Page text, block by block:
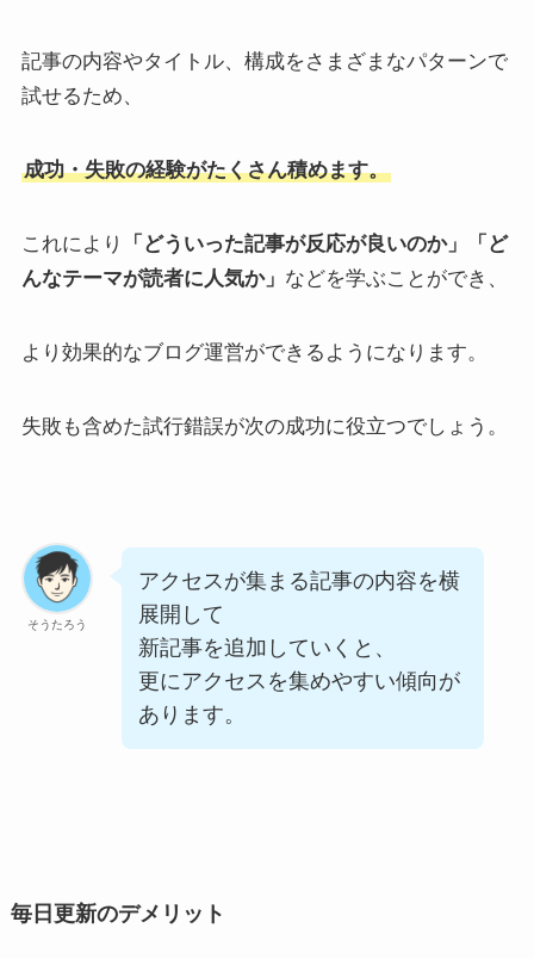
記事の内容やタイトル、構成をさまざまなパターンで
試せるため、
成功・失敗の経験がたくさん積めます。
これにより
「どういった記事が反応が良いのか」「ど
んなテーマが読者に人気か」 などを学ぶことができ、
より効果的なブログ運営ができるようになります。
失敗も含めた試行錯誤が次の成功に役立つでしょう。
そうたろう
アクセスが集まる記事の内容を横
展開して
新記事を追加していくと、
更にアクセスを集めやすい傾向が
あります。
毎日更新のデメリット